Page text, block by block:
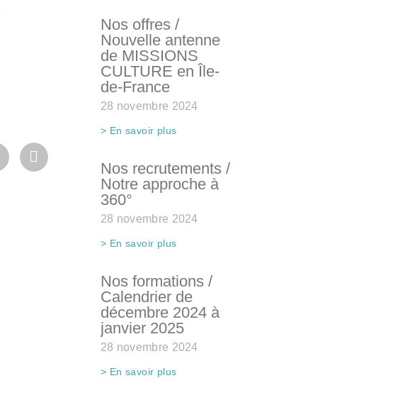
Nos offres /
Nouvelle antenne
de MISSIONS
CULTURE en Île-
de-France
28 novembre 2024
> En savoir plus
Nos recrutements /
Notre approche à
360°
28 novembre 2024
> En savoir plus
Nos formations /
Calendrier de
décembre 2024 à
janvier 2025
28 novembre 2024
> En savoir plus